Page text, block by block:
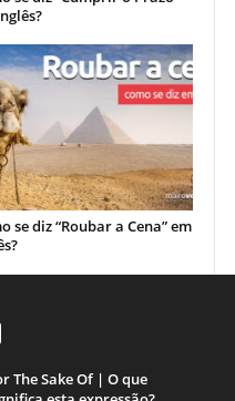
se diz “Roubar a Cena” em
The Sake Of | O que